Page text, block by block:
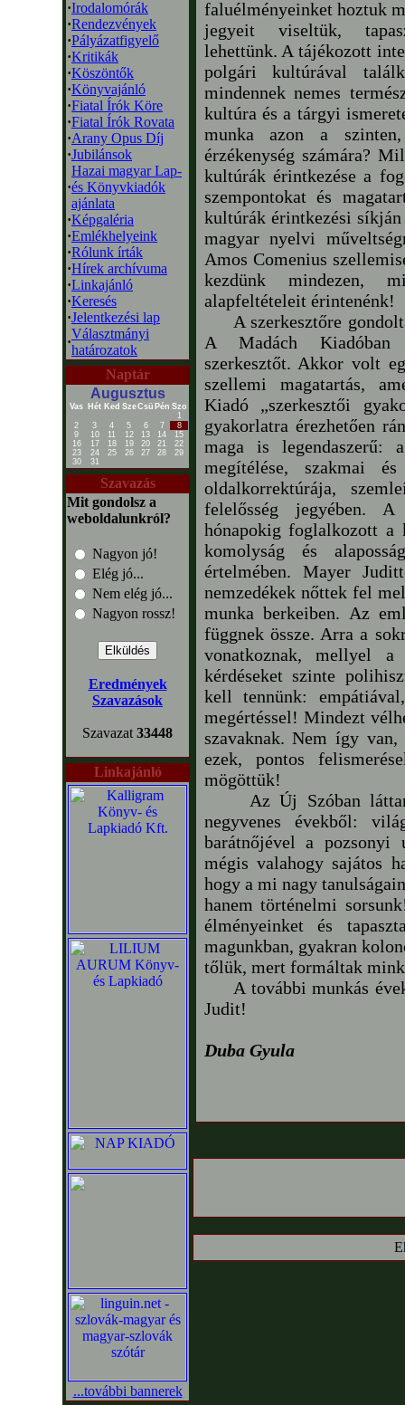
·Irodalomórák
·Rendezvények
·Pályázatfigyelő
·Kritikák
·Köszöntők
·Könyvajánló
·Fiatal Írók Köre
·Fiatal Írók Rovata
·Arany Opus Díj
·Jubilánsok
·
Hazai magyar Lap-
és Könyvkiadók
ajánlata
·Képgaléria
·Emlékhelyeink
·Rólunk írták
·Hírek archívuma
·Linkajánló
·Keresés
·Jelentkezési lap
·
Választmányi
határozatok
Naptár
Augusztus
Vas Hét Ked SzeCsü Pén Szo
1
2
3 4 5 6 7
8
9
10 11 12 13 14
15
16
17 18 19 20 21
22
23
24 25 26 27 28
29
30
31
Szavazás
Mit gondolsz a
weboldalunkról?
Nagyon jó!
Elég jó...
Nem elég jó...
Nagyon rossz!
Eredmények
Szavazások
Szavazat 33448
Linkajánló
...további bannerek
faluélményeinket hoztuk
jegyeit viseltük,
lehettünk. A tájékozott
polgári kultúrával
mindennek nemes
kultúra és a tárgyi
munka azon a
érzékenység számára?
kultúrák érintkezése a
szempontokat és
kultúrák érintkezési
magyar nyelvi
Amos Comenius
kezdünk mindezen,
alapfeltételeit érintenénk!
A szerkesztőre
A Madách Kiadóban
szerkesztőt. Akkor volt
szellemi magatartás,
Kiadó „szerkesztői
gyakorlatra érezhetően
maga is legendaszerű:
megítélése, szakmai
oldalkorrektúrája,
felelősség jegyében.
hónapokig foglalkozott
komolyság és
értelmében. Mayer
nemzedékek nőttek fel
munka berkeiben. Az
függnek össze. Arra a
vonatkoznak, mellyel a
kérdéseket szinte
kell tennünk:
megértéssel! Mindezt
szavaknak. Nem így
ezek, pontos
mögöttük!
Az Új Szóban láttam
negyvenes évekből:
barátnőjével a pozsonyi
mégis valahogy sajátos
hogy a mi nagy
hanem történelmi
élményeinket és
magunkban, gyakran
tőlük, mert formáltak
A további munkás
Judit!
Duba Gyula